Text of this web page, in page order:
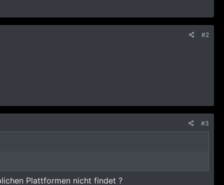
#2
#3
Plattformen nicht findet ?